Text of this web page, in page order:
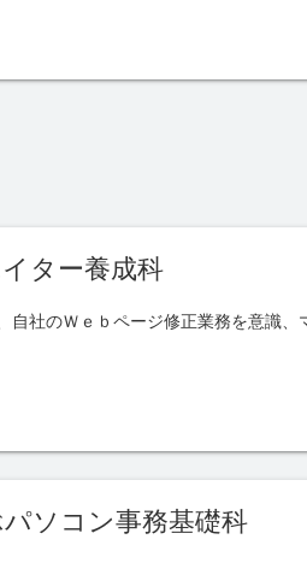
ター養成科
自社のＷｅｂページ修正業務を意識
ソコン事務基礎科